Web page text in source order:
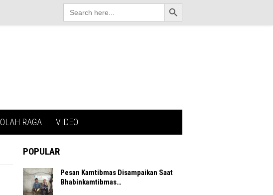
Search
for:
Search Button
OLAH RAGA VIDEO
POPULAR
Pesan Kamtibmas Disampaikan Saat
Bhabinkamtibmas…